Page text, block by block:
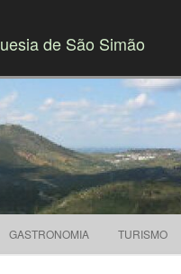
de São Simão
GASTRONOMIA TURISMO